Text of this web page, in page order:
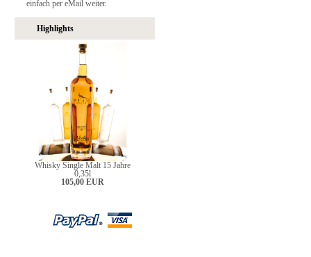
einfach per eMail weiter.
Highlights
Whisky Single Malt 15 Jahre
0,35l
105,00 EUR